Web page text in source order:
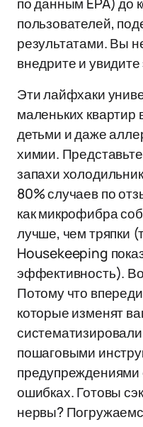
пользователей,
результатами. Вы
внедрите и
Эти лайфхаки
маленьких квартир
детьми и даже
химии.
запахи
80% случаев по
как микрофибра
лучше, чем тряпки
Housekeeping
эффективность).
Потому что
которые изменят
пошаговыми
ошибках. Готовы
нервы?